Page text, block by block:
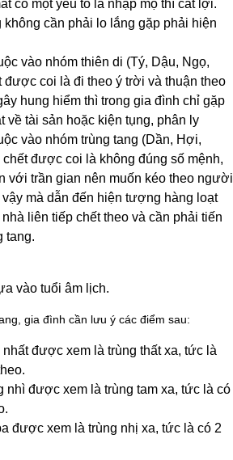
có một yếu tố là nhập mộ thì cát lợi.
cần phải lo lắng gặp phải hiện
vào nhóm thiên di (Tý, Dậu, Ngọ,
được coi là đi theo ý trời và thuận theo
hung hiểm thì trong gia đình chỉ gặp
về tài sản hoặc kiện tụng, phân ly
vào nhóm trùng tang (Dần, Hợi,
được coi là không đúng số mệnh,
với trần gian nên muốn kéo theo người
mà dẫn đến hiện tượng hàng loạt
liên tiếp chết theo và cần phải tiến
tang.
vào tuổi âm lịch.
gia đình cần lưu ý các điểm sau:
được xem là trùng thất xa, tức là
nhì được xem là trùng tam xa, tức là có
được xem là trùng nhị xa, tức là có 2